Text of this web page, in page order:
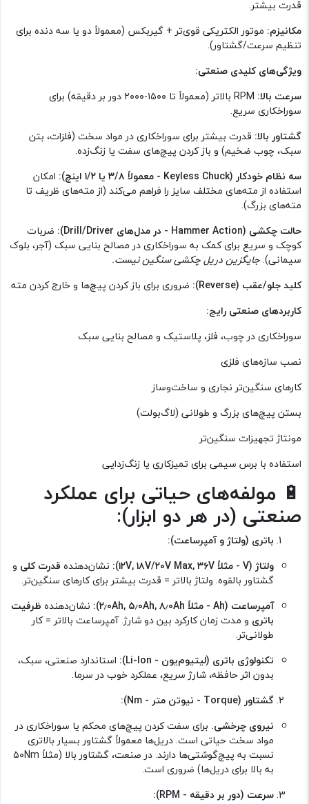
قدرت بیشتر.
مکانیزم: موتور الکتریکی قوی‌تر + گیربکس (معمولاً دو یا سه دنده برای
تنظیم سرعت/گشتاور).
ویژگی‌های کلیدی صنعتی:
سرعت بالا:
RPM بالاتر (معمولاً تا ۱۵۰۰-۲۰۰۰ دور بر دقیقه) برای
سوراخکاری سریع.
گشتاور بالا: قدرت بیشتر برای سوراخکاری در مواد سخت (فلزات، بتن
سبک، چوب ضخیم) و باز کردن پیچ‌های سفت یا زنگ‌زده.
سه نظام خودکار (Keyless Chuck - معمولاً ۳/۸ یا ۱/۲ اینچ):
امکان
استفاده از مته‌های مختلف سایز را فراهم می‌کند (از مته‌های ظریف تا
مته‌های بزرگ).
حالت چکشی (Hammer Action - در مدل‌های Drill/Driver):
ضربات
کوچک و سریع برای کمک به سوراخکاری در مصالح بنایی سبک (آجر، بلوک
سیمانی).جایگزین دریل چکشی سنگین نیست.
کلید جلو/عقب (Reverse):
ضروری برای باز کردن پیچ‌ها و خارج کردن مته.
کاربردهای صنعتی رایج:
سوراخکاری در چوب، فلز، پلاستیک و مصالح بنایی سبک
نصب سازه‌های فلزی
کارهای سنگین‌تر نجاری و ساخت‌وساز
بستن پیچ‌های بزرگ و طولانی (لاگ‌بولت)
مونتاژ تجهیزات سنگین‌تر
استفاده با برس سیمی برای تمیزکاری یا زنگ‌زدایی
🔋 مولفه‌های حیاتی برای عملکرد
صنعتی (در هر دو ابزار):
باتری (ولتاژ و آمپرساعت):
ولتاژ (V - مثلاً ۱۲V, ۱۸V/۲۰V Max, ۳۶V):
نشان‌دهنده قدرت کلی و
گشتاور بالقوه. ولتاژ بالاتر = قدرت بیشتر برای کارهای سنگین‌تر.
آمپرساعت (Ah - مثلاً ۲٫۰Ah, ۵٫۰Ah, ۸٫۰Ah):
نشان‌دهنده ظرفیت
باتری و مدت زمان کارکرد بین دو شارژ. آمپرساعت بالاتر = کار
طولانی‌تر.
تکنولوژی باتری (لیتیوم‌یون - Li-Ion):
استاندارد صنعتی، سبک،
بدون اثر حافظه، شارژ سریع، عملکرد خوب در سرما.
گشتاور (Torque - نیوتن متر - Nm):
نیروی چرخشی. برای سفت کردن پیچ‌های محکم یا سوراخکاری در
مواد سخت حیاتی است. دریل‌ها معمولاً گشتاور بسیار بالاتری
نسبت به پیچ‌گوشتی‌ها دارند. در صنعت، گشتاور بالا (مثلاً ۵۰Nm
به بالا برای دریل‌ها) ضروری است.
سرعت (دور بر دقیقه - RPM):